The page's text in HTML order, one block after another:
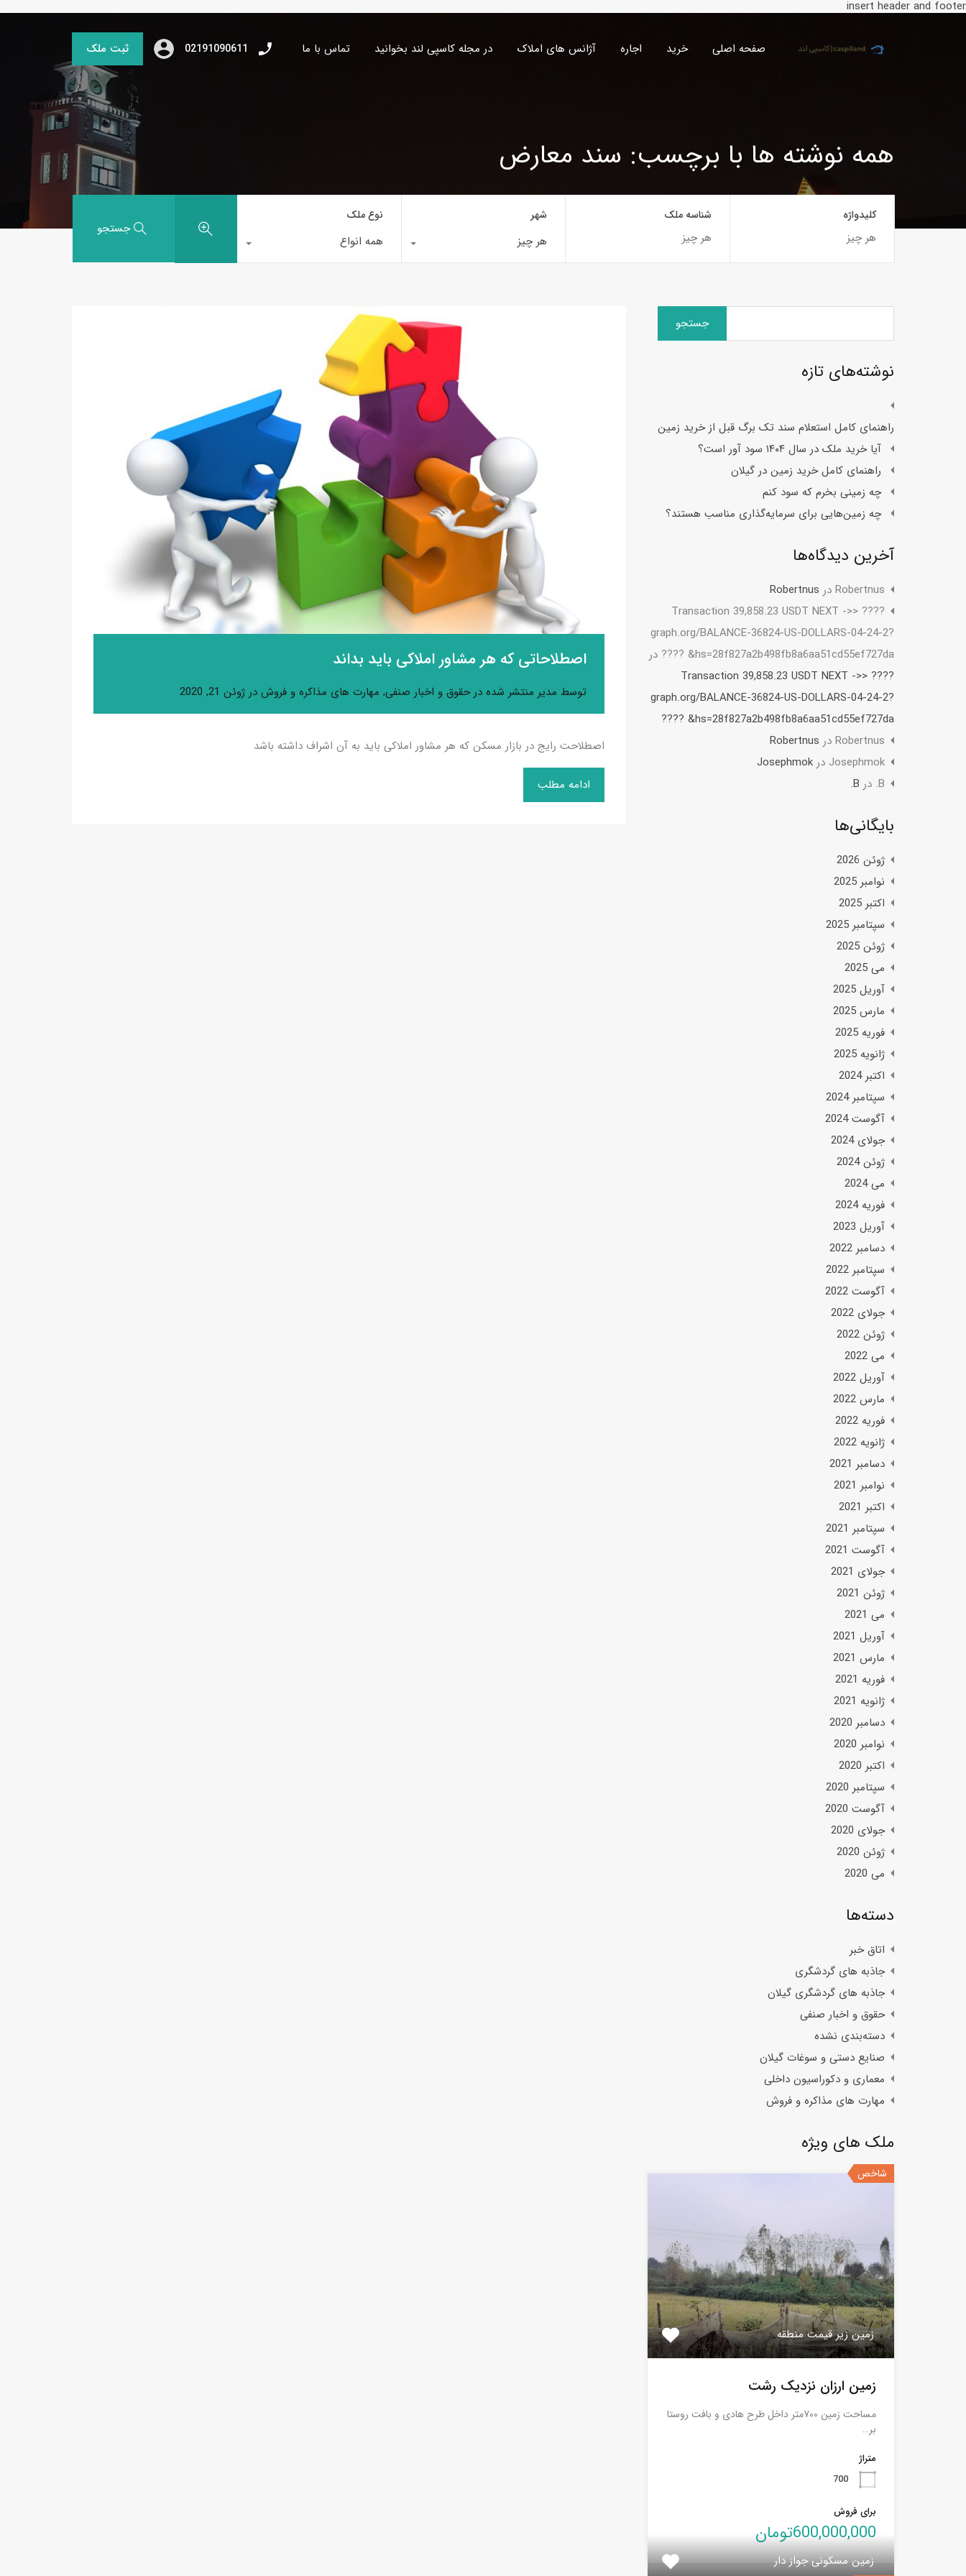
insert header and footer
صفحه اصلی خرید اجاره آژانس های املاک در مجله کاسپی لند بخوانید تماس با ما 02191090611 ثبت ملک
همه نوشته ها با برچسب: سند معارض
کلیدواژه شناسه ملک شهر
هر چیز
نوع ملک
همه انواع
جستجو
اصطلاحاتی که هر مشاور املاکی باید بداند
توسط مدیر منتشر شده درحقوق و اخبار صنفی, مهارت های مذاکره و فروش درژوئن 21, 2020
اصطلاحت رایج در بازار مسکن که هر مشاور املاکی باید به آن اشراف داشته باشد
ادامه مطلب
جستجو
برای:
نوشته‌های تازه
راهنمای کامل استعلام سند تک برگ قبل از خرید زمین
آیا خرید ملک در سال ۱۴۰۴ سود آور است؟
راهنمای کامل خرید زمین در گیلان
چه زمینی بخرم که سود کنم
چه زمین‌هایی برای سرمایه‌گذاری مناسب هستند؟
آخرین دیدگاه‌ها
Robertnus در Robertnus
???? Transaction 39,858.23 USDT NEXT ->>
graph.org/BALANCE-36824-US-DOLLARS-04-24-2?
hs=28f827a2b498fb8a6aa51cd55ef727da& ????
در
???? Transaction 39,858.23 USDT NEXT ->>
graph.org/BALANCE-36824-US-DOLLARS-04-24-2?
hs=28f827a2b498fb8a6aa51cd55ef727da& ????
Robertnus در Robertnus
Josephmok درJosephmok
B. در B.
بایگانی‌ها
ژوئن 2026
نوامبر 2025
اکتبر 2025
سپتامبر 2025
ژوئن 2025
می 2025
آوریل 2025
مارس 2025
فوریه 2025
ژانویه 2025
اکتبر 2024
سپتامبر 2024
آگوست 2024
جولای 2024
ژوئن 2024
می 2024
فوریه 2024
آوریل 2023
دسامبر 2022
سپتامبر 2022
آگوست 2022
جولای 2022
ژوئن 2022
می 2022
آوریل 2022
مارس 2022
فوریه 2022
ژانویه 2022
دسامبر 2021
نوامبر 2021
اکتبر 2021
سپتامبر 2021
آگوست 2021
جولای 2021
ژوئن 2021
می 2021
آوریل 2021
مارس 2021
فوریه 2021
ژانویه 2021
دسامبر 2020
نوامبر 2020
اکتبر 2020
سپتامبر 2020
آگوست 2020
جولای 2020
ژوئن 2020
می 2020
دسته‌ها
اتاق خبر
جاذبه های گردشگری
جاذبه های گردشگری گیلان
حقوق و اخبار صنفی
دسته‌بندی نشده
صنایع دستی و سوغات گیلان
معماری و دکوراسیون داخلی
مهارت های مذاکره و فروش
ملک های ویژه
شاخص
زمین زیر قیمت منطقه
زمین ارزان نزدیک رشت
مساحت زمین ۷۰۰متر داخل طرح هادی و بافت روستا
بر…
متراژ
700
برای فروش
600,000,000تومان
زمین مسکونی جواز دار